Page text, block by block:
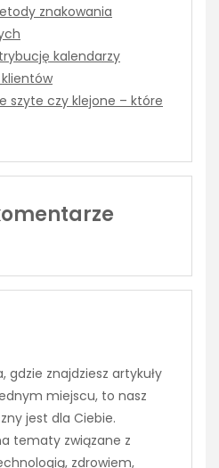
znakowania
kalendarzy
szyte czy klejone – które
gdzie znajdziesz artykuły
miejscu, to nasz
jest dla Ciebie.
tematy związane z
zdrowiem,